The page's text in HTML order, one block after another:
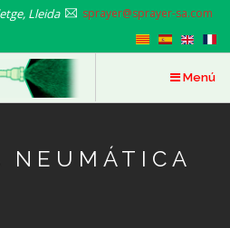
Lleida sprayer@sprayer-sa.com
Menú
NEUMÁTICA